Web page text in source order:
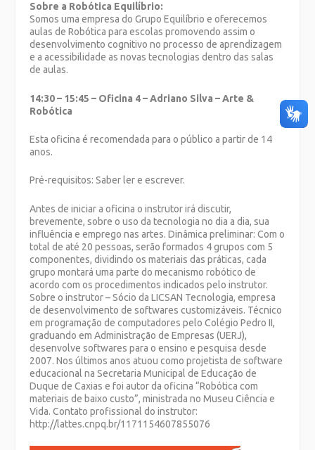
Sobre a Robótica Equilíbrio:
Somos uma empresa do Grupo Equilíbrio e oferecemos
aulas de Robótica para escolas promovendo assim o
desenvolvimento cognitivo no processo de aprendizagem
e a acessibilidade as novas tecnologias dentro das salas
de aulas.
14:30 – 15:45 – Oficina 4 – Adriano Silva – Arte &
Robótica
Esta oficina é recomendada para o público a partir de 14
anos.
Pré-requisitos: Saber ler e escrever.
Antes de iniciar a oficina o instrutor irá discutir,
brevemente, sobre o uso da tecnologia no dia a dia, sua
influência e emprego nas artes. Dinâmica preliminar: Com o
total de até 20 pessoas, serão formados 4 grupos com 5
componentes, dividindo os materiais das práticas, cada
grupo montará uma parte do mecanismo robótico de
acordo com os procedimentos indicados pelo instrutor.
Sobre o instrutor – Sócio da LICSAN Tecnologia, empresa
de desenvolvimento de softwares customizáveis. Técnico
em programação de computadores pelo Colégio Pedro II,
graduando em Administração de Empresas (UERJ),
desenvolve softwares para o ensino e pesquisa desde
2007. Nos últimos anos atuou como projetista de software
educacional na Secretaria Municipal de Educação de
Duque de Caxias e foi autor da oficina “Robótica com
materiais de baixo custo”, ministrada no Museu Ciência e
Vida. Contato profissional do instrutor:
http://lattes.cnpq.br/1171154607855076